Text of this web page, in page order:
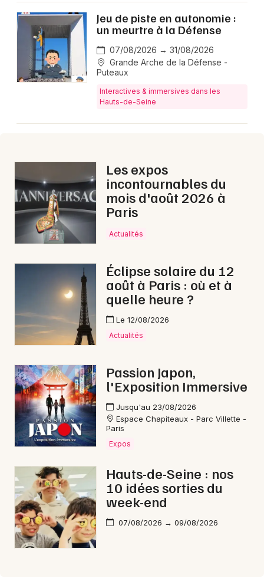
Jeu de piste en autonomie :
un meurtre à la Défense
07/08/2026 → 31/08/2026
Grande Arche de la Défense -
Puteaux
Interactives & immersives dans les
Hauts-de-Seine
Les expos
incontournables du
mois d'août 2026 à
Paris
Actualités
Éclipse solaire du 12
août à Paris : où et à
quelle heure ?
Le 12/08/2026
Actualités
Passion Japon,
l'Exposition Immersive
Jusqu'au 23/08/2026
Espace Chapiteaux - Parc Villette -
Paris
Expos
Hauts-de-Seine : nos
10 idées sorties du
week-end
07/08/2026 → 09/08/2026